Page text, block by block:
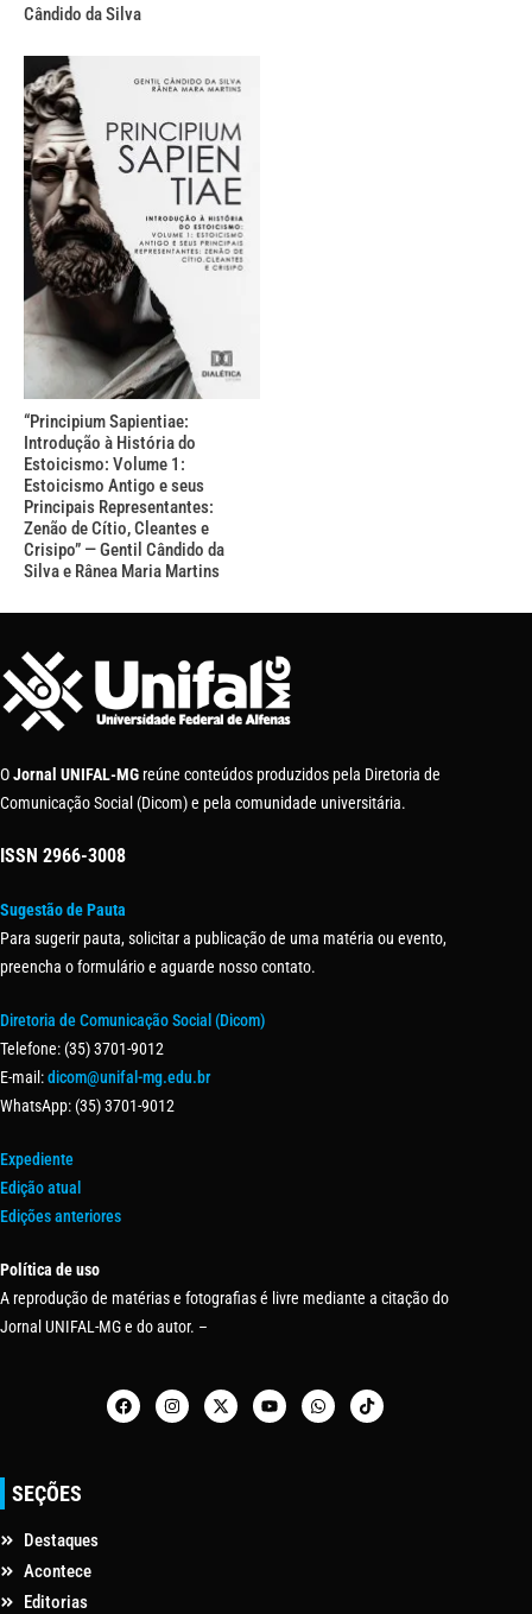
Cândido da Silva
“Principium Sapientiae:
Introdução à História do
Estoicismo: Volume 1:
Estoicismo Antigo e seus
Principais Representantes:
Zenão de Cítio, Cleantes e
Crisipo” — Gentil Cândido da
Silva e Rânea Maria Martins
OJornal UNIFAL-MG reúne conteúdos produzidos pela Diretoria de
Comunicação Social (Dicom) e pela comunidade universitária.
ISSN 2966-3008
Sugestão de Pauta
Para sugerir pauta, solicitar a publicação de uma matéria ou evento,
preencha o formulário e aguarde nosso contato.
Diretoria de Comunicação Social (Dicom)
Telefone: (35) 3701-9012
E-mail:dicom@unifal-mg.edu.br
WhatsApp: (35) 3701-9012
Expediente
Edição atual
Edições anteriores
Política de uso
A reprodução de matérias e fotografias é livre mediante a citação do
Jornal UNIFAL-MG e do autor. –
SEÇÕES
Destaques
Acontece
Editorias